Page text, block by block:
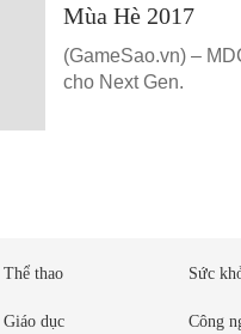
Mùa Hè 2017
(GameSao.vn) –
cho Next Gen.
Thể thao
Giáo dục
Sức
Công